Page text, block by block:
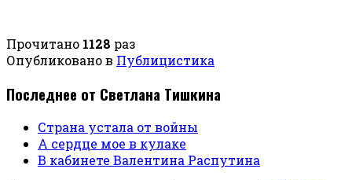
Прочитано 1128 раз
Опубликовано в Публицистика
Последнее от Светлана Тишкина
Страна устала от войны
А сердце мое в кулаке
В кабинете Валентина Распутина